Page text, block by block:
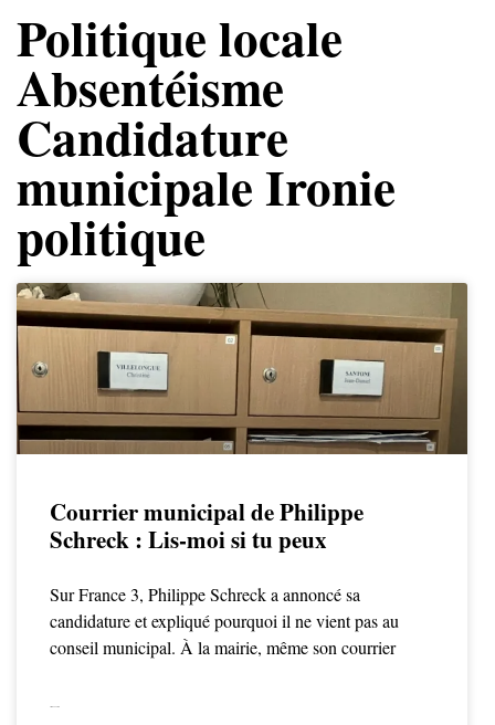
Politique locale
Absentéisme
Candidature
municipale Ironie
politique
Courrier municipal de Philippe
Schreck : Lis-moi si tu peux
Sur France 3, Philippe Schreck a annoncé sa
candidature et expliqué pourquoi il ne vient pas au
conseil municipal. À la mairie, même son courrier